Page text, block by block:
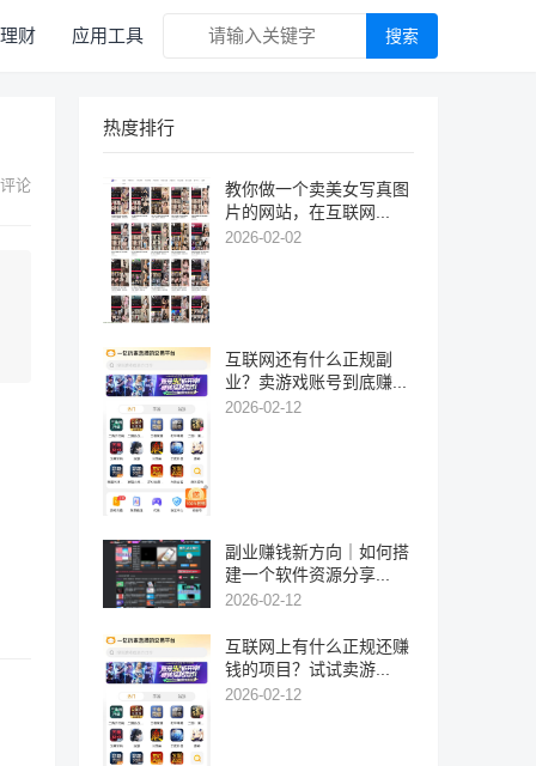
财 应用工具 搜索
论
热度排行
教你做一个卖美女写真图
片的网站，在互联网...
2026-02-02
互联网还有什么正规副
业？卖游戏账号到底赚...
2026-02-12
副业赚钱新方向｜如何搭
建一个软件资源分享...
2026-02-12
互联网上有什么正规还赚
钱的项目？试试卖游...
2026-02-12